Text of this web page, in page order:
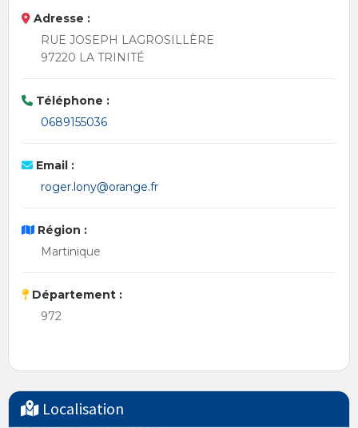
Adresse :
RUE JOSEPH LAGROSILLÈRE
97220 LA TRINITÉ
Téléphone :
0689155036
Email :
roger.lony@orange.fr
Région :
Martinique
Département :
972
Localisation